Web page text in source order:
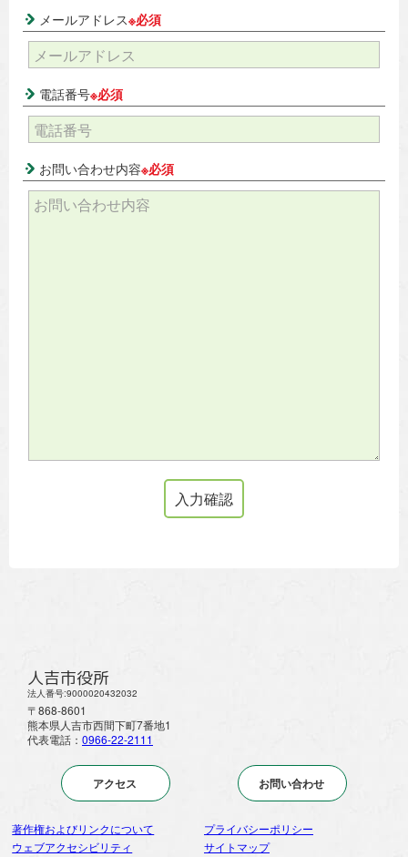
メールアドレス※必須
電話番号※必須
お問い合わせ内容※必須
人吉市役所
法人番号:9000020432032
〒868-8601
熊本県人吉市西間下町7番地1
代表電話： 0966-22-2111
アクセス お問い合わせ
著作権およびリンクについて
プライバシーポリシー
ウェブアクセシビリティ
サイトマップ